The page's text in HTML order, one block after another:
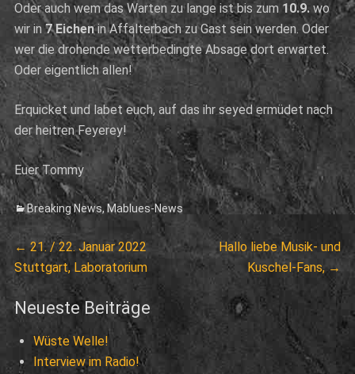
Oder auch wem das Warten zu lange ist bis zum 10.9.wo
wir in7 Eichenin Affalterbach zu Gast sein werden. Oder
wer die drohende wetterbedingte Absage dort erwartet.
Oder eigentlich allen!
Erquicket und labet euch, auf das ihr seyed ermüdet nach
der heitren Feyerey!
Euer Tommy
Categories
Breaking News, Mablues-News
Beitragsnavigation
←Previous
post:
21. / 22. Januar 2022
Stuttgart, Laboratorium
Next
post:
Hallo liebe Musik- und
Kuschel-Fans, →
Neueste Beiträge
Wüste Welle!
Interview im Radio!